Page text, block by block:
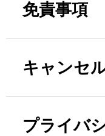
免責事項
キャンセ
プライバ